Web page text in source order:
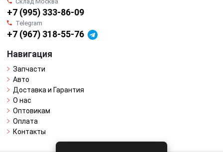
+7 (995) 333-86-09
Telegram
+7 (967) 318-55-76
Навигация
Запчасти
Авто
Доставка и Гарантия
О нас
Оптовикам
Оплата
Контакты